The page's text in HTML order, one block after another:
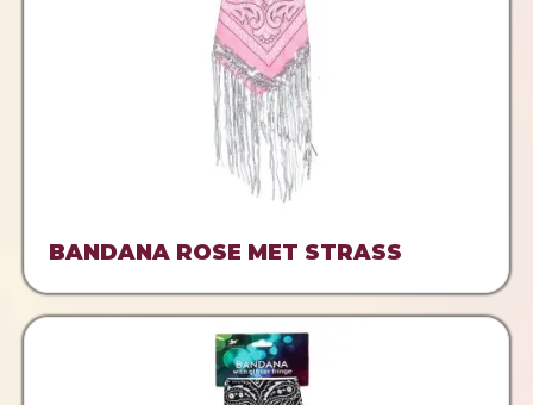
BANDANA ROSE MET STRASS